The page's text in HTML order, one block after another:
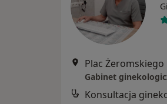
Plac
Gabinet
Konsultacja